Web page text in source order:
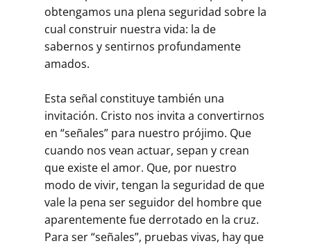
obtengamos una plena seguridad sobre la
cual construir nuestra vida: la de
sabernos y sentirnos profundamente
amados.
Esta señal constituye también una
invitación. Cristo nos invita a convertirnos
en “señales” para nuestro prójimo. Que
cuando nos vean actuar, sepan y crean
que existe el amor. Que, por nuestro
modo de vivir, tengan la seguridad de que
vale la pena ser seguidor del hombre que
aparentemente fue derrotado en la cruz.
Para ser “señales”, pruebas vivas, hay que